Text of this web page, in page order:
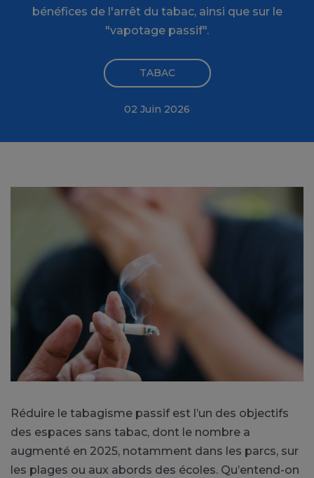
bénéfices de l'arrêt du tabac, ainsi que sur le
"vapotage passif".
TABAC
02 Juin 2026
Réduire le tabagisme passif est l’un des objectifs
des espaces sans tabac, dont le nombre a
augmenté en 2025, notamment dans les parcs, sur
les plages ou aux abords des écoles. Qu’entend-on